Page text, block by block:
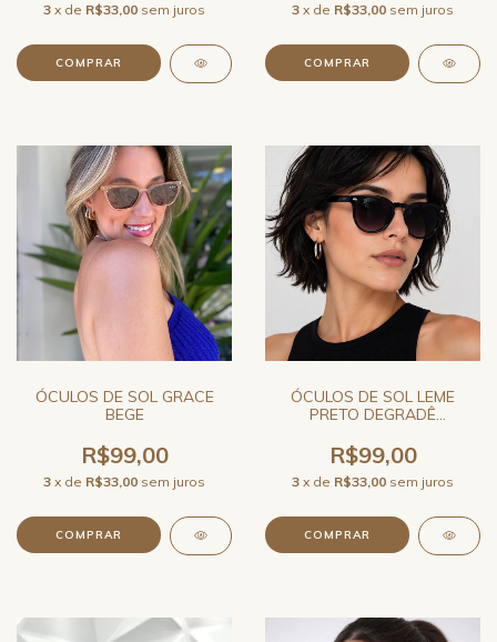
3 x de R$33,00 sem juros 3 x de R$33,00 sem juros
ÓCULOS DE SOL GRACE
BEGE
R$99,00
3 x de R$33,00 sem juros
ÓCULOS DE SOL LEME
PRETO DEGRADÊ
R$99,00
3 x de R$33,00 sem juros